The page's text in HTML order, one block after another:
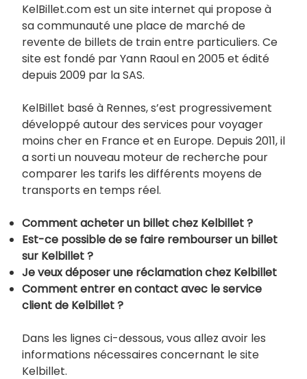
KelBillet.com est un site internet qui propose à
sa communauté une place de marché de
revente de billets de train entre particuliers. Ce
site est fondé par Yann Raoul en 2005 et édité
depuis 2009 par la SAS.
KelBillet basé à Rennes, s’est progressivement
développé autour des services pour voyager
moins cher en France et en Europe. Depuis 2011, il
a sorti un nouveau moteur de recherche pour
comparer les tarifs les différents moyens de
transports en temps réel.
Comment acheter un billet chez Kelbillet ?
Est-ce possible de se faire rembourser un billet
sur Kelbillet ?
Je veux déposer une réclamation chez Kelbillet
Comment entrer en contact avec le service
client de Kelbillet ?
Dans les lignes ci-dessous, vous allez avoir les
informations nécessaires concernant le site
Kelbillet.